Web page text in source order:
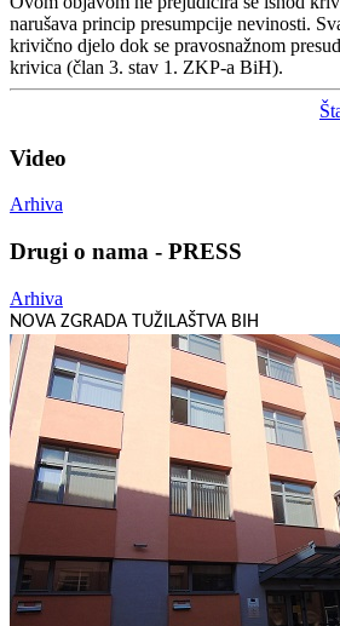
narušava princip presumpcije nevinosti.
krivično djelo dok se pravosnažnom
krivica (član 3. stav 1. ZKP-a BiH).
Video
Arhiva
Drugi o nama - PRESS
Arhiva
NOVA ZGRADA TUŽILAŠTVA BIH